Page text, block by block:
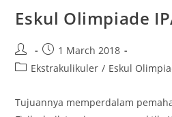
Eskul Olimpiade
1 March 2018
Ekstrakulikuler / Eskul
Tujuannya memperdalam